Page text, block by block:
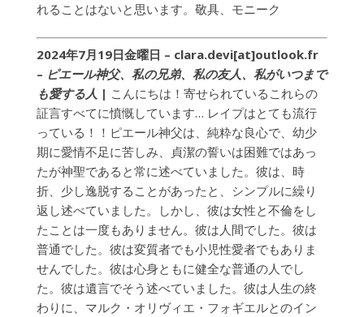
れることはないと思います。敬具、モニーク
2024年7月19日金曜日 – clara.devi[at]outlook.fr
– ピエール神父、私の兄弟、私の友人、私がいつまで
も愛する人 | こんにちは！寄せられているこれらの
証言すべてに憤慨しています… レイプはとても流行
っている！！ピエール神父は、純粋な良心で、幼少
期に愛情不足に苦しみ、貞潔の誓いは困難ではあっ
たが神聖であると常に述べていました。彼は、時
折、少し逸脱することがあったと、シンプルに繰り
返し述べていました。しかし、彼は女性と不倫をし
たことは一度もありません。彼は人間でした。彼は
普通でした。彼は変質者でも小児性愛者でもありま
せんでした。彼は心身ともに健全な普通の人でし
た。彼は遺言でそう述べていました。彼は人生の終
わりに、マルク・オリヴィエ・フォギエルとのイン